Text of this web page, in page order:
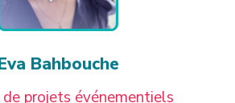
Bahbouche
de projets événementiels